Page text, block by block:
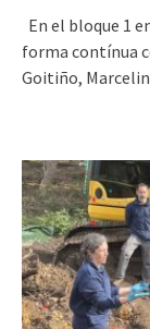
En el bloque 1
forma contínua
Goitiño,